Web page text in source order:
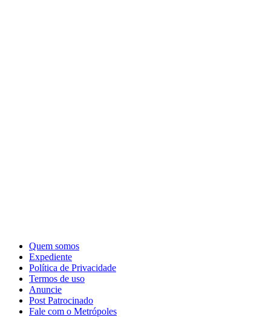
Quem somos
Expediente
Política de Privacidade
Termos de uso
Anuncie
Post Patrocinado
Fale com o Metrópoles